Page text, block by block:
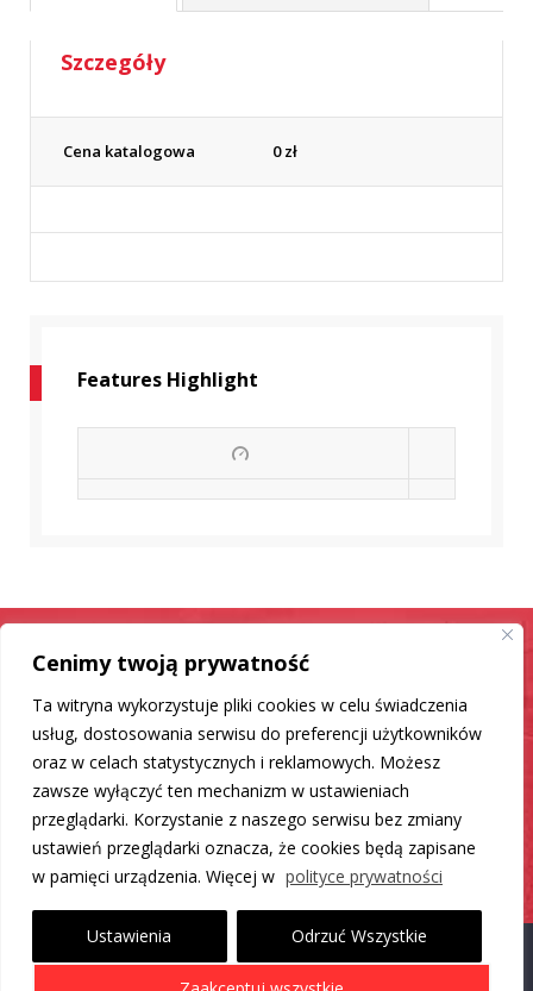
Cenimy twoją prywatność
Ta witryna wykorzystuje pliki cookies w celu świadczenia
usług, dostosowania serwisu do preferencji użytkowników
oraz w celach statystycznych i reklamowych. Możesz
zawsze wyłączyć ten mechanizm w ustawieniach
przeglądarki. Korzystanie z naszego serwisu bez zmiany
ustawień przeglądarki oznacza, że cookies będą zapisane
w pamięci urządzenia. Więcej w polityce prywatności
Ustawienia Odrzuć Wszystkie
Szczegóły
Cena katalogowa 0zł
Features Highlight
Samochód jak nowy
Mamy dla Ciebie rozwiązanie
DO LISTY PRODUKTÓW
Proudly powered by WordPress|Theme: Carlistings byWP